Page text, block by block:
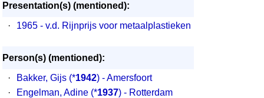
Presentation(s) (mentioned):
·
1965 - v.d. Rijnprijs voor metaalplastieken
Person(s) (mentioned):
·
Bakker, Gijs (*1942) - Amersfoort
·
Engelman, Adine (*1937) - Rotterdam